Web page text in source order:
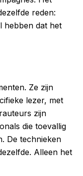
reden:
hebben dat het
Ze zijn
lezer, met
zijn
die toevallig
De technieken
Alleen het